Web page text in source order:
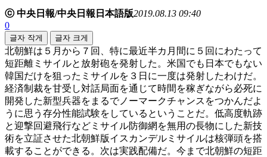
ⓒ 中央日報/中央日報日本語版2019.08.13 09:40
0
글자 작게 글자 크게
北朝鮮は５月から７回、特に最近半カ月間に５回にわたって
短距離ミサイルと放射砲を発射した。米国でも日本でもない
韓国だけを狙ったミサイルを３日に一度は発射したわけだ。
経済制裁を甘受し対話局面を通じて時間を稼ぎながら必死に
開発した新型兵器をまるでノーマークチャンスをつかんだよ
うに思う存分性能試験をしているということだ。低高度軌跡
と迎撃回避飛行などミサイル防御網を無用の長物にした新技
術を立証させた北朝鮮版イスカンデルミサイルは核弾頭を搭
載することができる。次は実践配備だ。今まで北朝鮮の短距